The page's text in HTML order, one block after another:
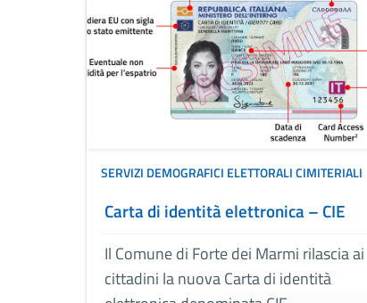
SERVIZI DEMOGRAFICI ELETTORALI CIMITERIALI
Carta di identità elettronica – CIE
Il Comune di Forte dei Marmi rilascia ai
cittadini la nuova Carta di identità